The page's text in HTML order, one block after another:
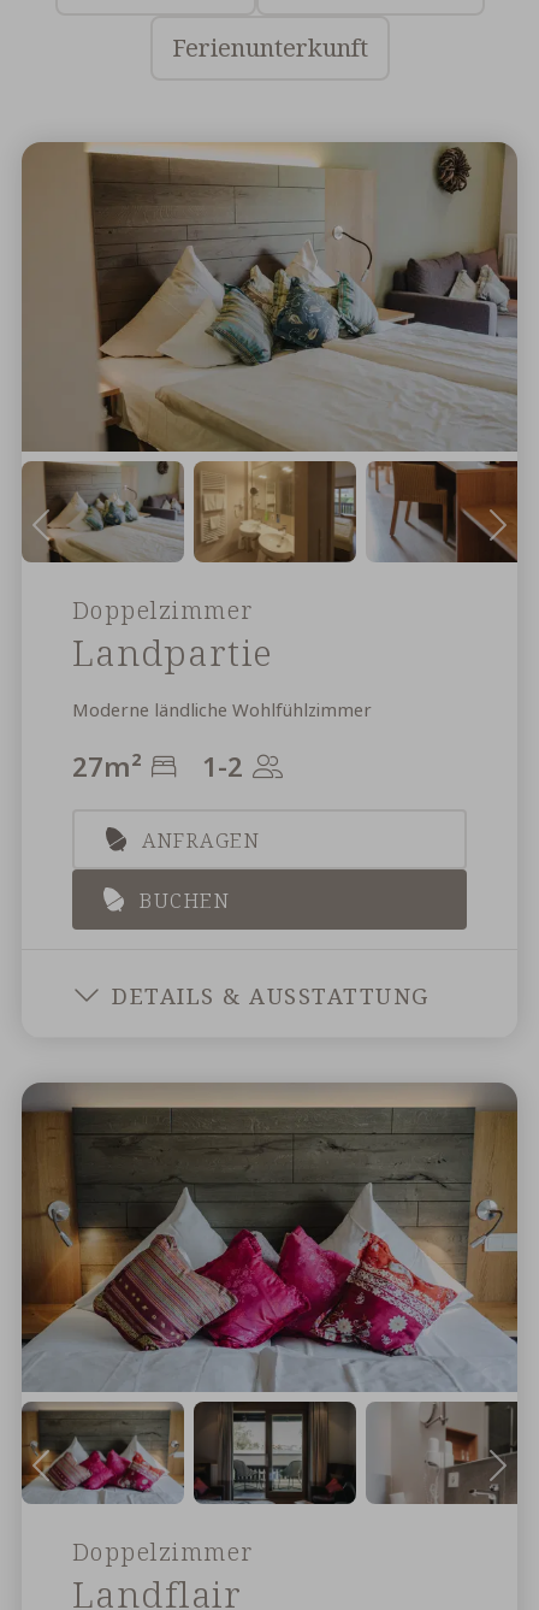
Ferienunterkunft
Doppelzimmer
Doppelzimmer
Landpartie
Moderne ländliche Wohlfühlzimmer
1-2
27m²
BUCHEN
ANFRAGEN
DETAILS & AUSSTATTUNG
Doppelzimmer
Landflair